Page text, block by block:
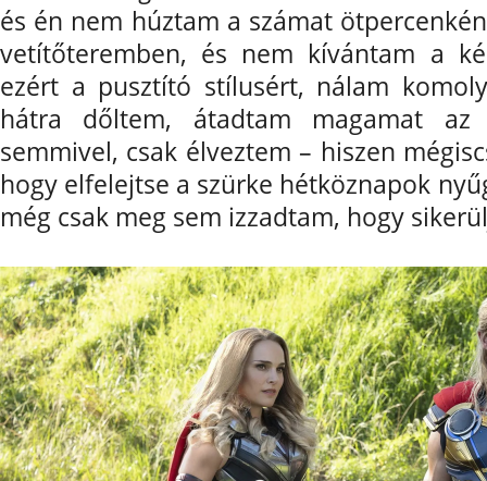
és én nem húztam a számat
vetítőteremben, és nem kívántam a
ezért a pusztító stílusért, nálam
hátra dőltem, átadtam magamat az
semmivel, csak élveztem – hiszen
hogy elfelejtse a szürke hétköznapok
még csak meg sem izzadtam, hogy